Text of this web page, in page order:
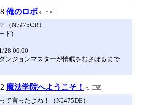
俺のロボ
（N7975CR）
ド)
28 00:00
ンジョンマスターが惰眠をむさぼるまで
魔法学院へようこそ！
て言ったよね！（N6475DB）